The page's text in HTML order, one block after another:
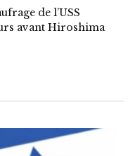
de l’USS
avant Hiroshima